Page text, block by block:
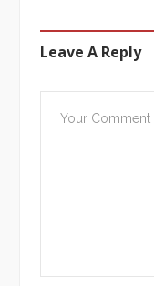
Leave A Reply